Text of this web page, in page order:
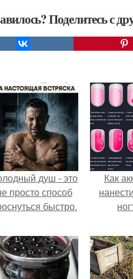
Поделитесь с
душ - это
просто способ
быстро.
Как